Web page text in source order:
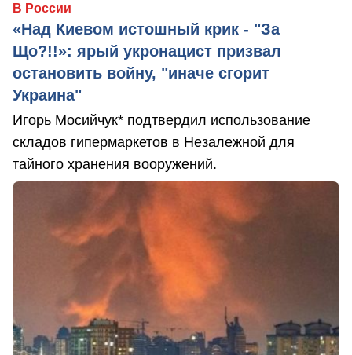
В России
«Над Киевом истошный крик - "За
Що?!!»: ярый укронацист призвал
остановить войну, "иначе сгорит
Украина"
Игорь Мосийчук* подтвердил использование
складов гипермаркетов в Незалежной для
тайного хранения вооружений.